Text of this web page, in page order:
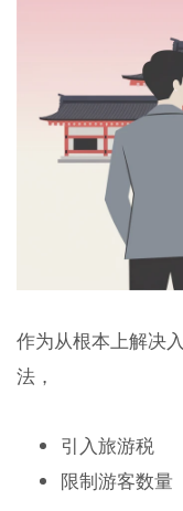
作为从根本上解决
法，
引入旅游税
限制游客数量